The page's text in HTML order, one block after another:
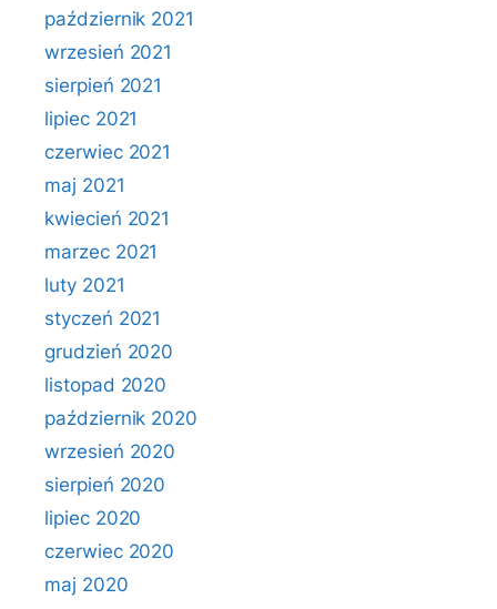
październik 2021
wrzesień 2021
sierpień 2021
lipiec 2021
czerwiec 2021
maj 2021
kwiecień 2021
marzec 2021
luty 2021
styczeń 2021
grudzień 2020
listopad 2020
październik 2020
wrzesień 2020
sierpień 2020
lipiec 2020
czerwiec 2020
maj 2020